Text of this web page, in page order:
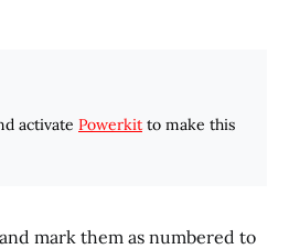
activate Powerkit to make this
mark them as numbered to